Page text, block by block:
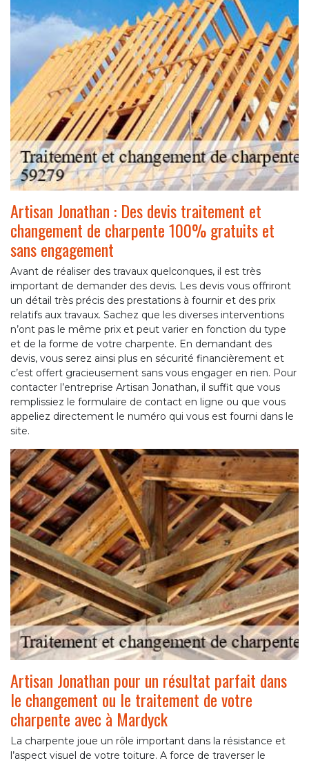
Artisan Jonathan : Des devis traitement et
changement de charpente 100% gratuits et
sans engagement
Avant de réaliser des travaux quelconques, il est très
important de demander des devis. Les devis vous offriront
un détail très précis des prestations à fournir et des prix
relatifs aux travaux. Sachez que les diverses interventions
n’ont pas le même prix et peut varier en fonction du type
et de la forme de votre charpente. En demandant des
devis, vous serez ainsi plus en sécurité financièrement et
c’est offert gracieusement sans vous engager en rien. Pour
contacter l’entreprise Artisan Jonathan, il suffit que vous
remplissiez le formulaire de contact en ligne ou que vous
appeliez directement le numéro qui vous est fourni dans le
site.
Artisan Jonathan pour un résultat parfait dans
le changement ou le traitement de votre
charpente avec à Mardyck
La charpente joue un rôle important dans la résistance et
l’aspect visuel de votre toiture. A force de traverser le